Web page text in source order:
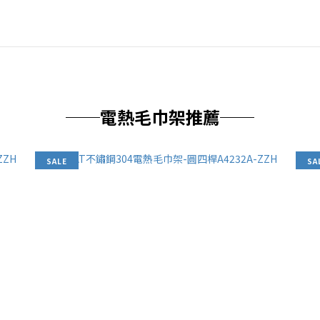
──電熱毛巾架推薦──
SALE